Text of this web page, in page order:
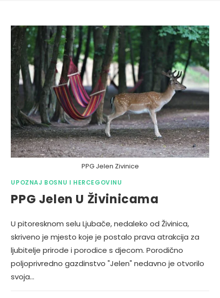
PPG Jelen Zivinice
UPOZNAJ BOSNU I HERCEGOVINU
PPG Jelen U Živinicama
U pitoresknom selu Ljubače, nedaleko od Živinica,
skriveno je mjesto koje je postalo prava atrakcija za
ljubitelje prirode i porodice s djecom. Porodično
poljoprivredno gazdinstvo "Jelen" nedavno je otvorilo
svoja…